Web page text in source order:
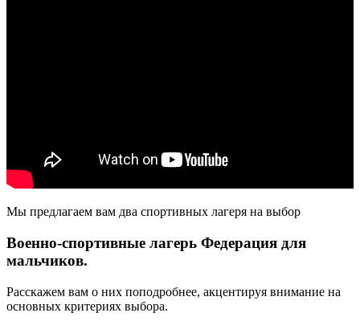
Мы предлагаем вам два спортивных лагеря на выбор
Военно-спортивные лагерь Федерация для
мальчиков.
Расскажем вам о них поподробнее, акцентируя внимание на
основных критериях выбора.